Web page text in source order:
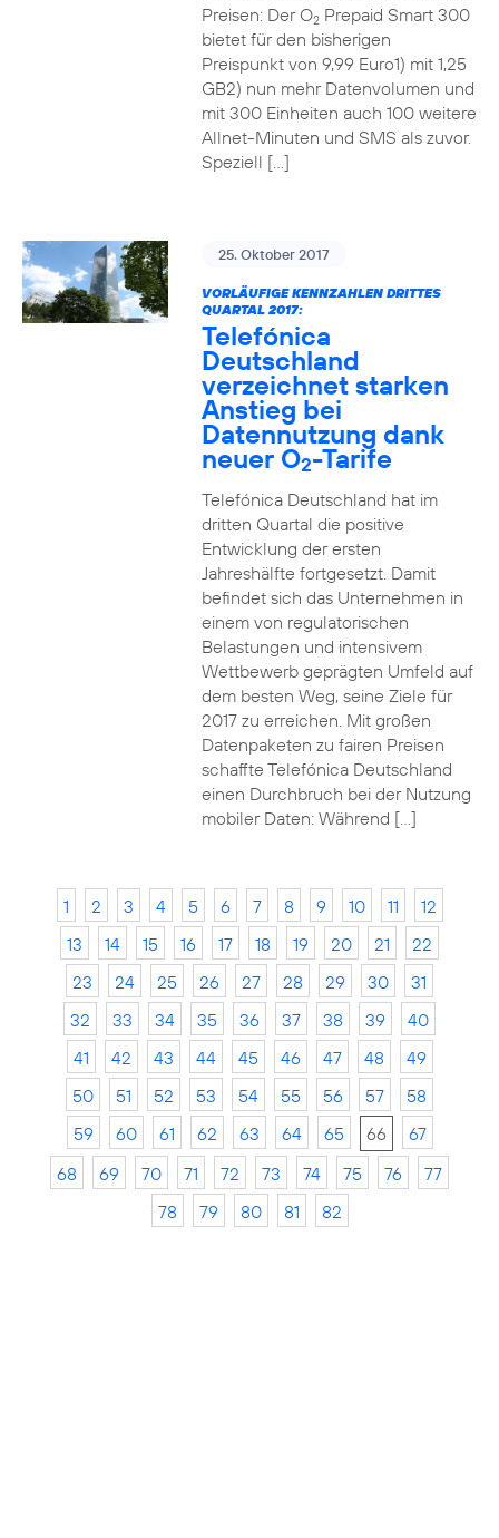
Preisen: Der O2Prepaid Smart 300
bietet für den bisherigen
Preispunkt von 9,99 Euro1) mit 1,25
GB2) nun mehr Datenvolumen und
mit 300 Einheiten auch 100 weitere
Allnet-Minuten und SMS als zuvor.
Speziell […]
25. Oktober 2017
VORLÄUFIGE KENNZAHLEN DRITTES
QUARTAL 2017:
Telefónica
Deutschland
verzeichnet starken
Anstieg bei
Datennutzung dank
neuer O2-Tarife
Telefónica Deutschland hat im
dritten Quartal die positive
Entwicklung der ersten
Jahreshälfte fortgesetzt. Damit
befindet sich das Unternehmen in
einem von regulatorischen
Belastungen und intensivem
Wettbewerb geprägten Umfeld auf
dem besten Weg, seine Ziele für
2017 zu erreichen. Mit großen
Datenpaketen zu fairen Preisen
schaffte Telefónica Deutschland
einen Durchbruch bei der Nutzung
mobiler Daten: Während […]
1 2 3 4 5 6 7 8 9 10 11
12
13
14 15 16 17 18 19 20 21
22
23
24 25 26 27 28 29 30
31
32
33 34 35 36 37 38 39
40
41
42 43 44 45 46 47 48
49
50
51 52 53 54 55 56 57
58
59
60 61 62 63 64 65 66
67
68
69 70 71 72 73 74 75 76
77
78
79 80 81 82